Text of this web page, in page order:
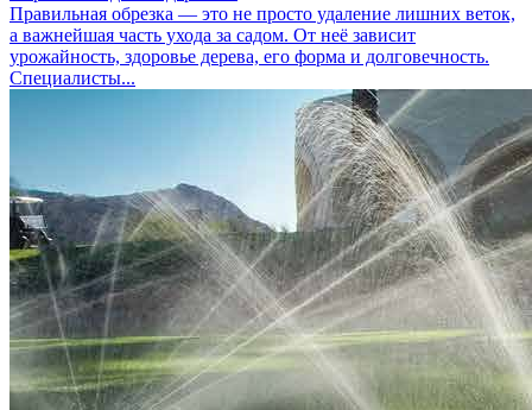
Правильная обрезка — это не просто удаление лишних веток,
а важнейшая часть ухода за садом. От неё зависит
урожайность, здоровье дерева, его форма и долговечность.
Специалисты...